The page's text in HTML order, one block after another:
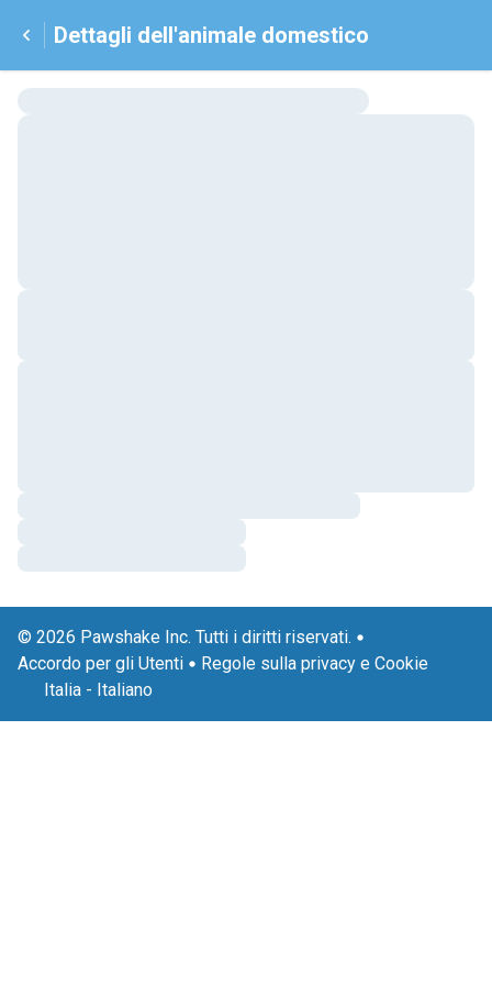
Dettagli dell'animale domestico
© 2026 Pawshake Inc. Tutti i diritti riservati.
Accordo per gli Utenti
Regole sulla privacy e Cookie
Italia - Italiano